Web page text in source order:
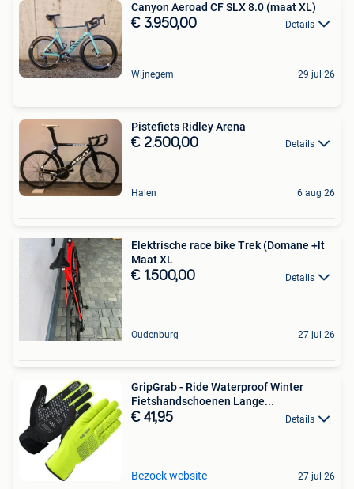
Canyon Aeroad CF SLX 8.0 (maat XL)
€ 3.950,00 Details
Wijnegem 29 jul 26
Pistefiets Ridley Arena
€ 2.500,00 Details
Halen 6 aug 26
Elektrische race bike Trek (Domane +lt
Maat XL
€ 1.500,00 Details
Oudenburg 27 jul 26
GripGrab - Ride Waterproof Winter
Fietshandschoenen Lange...
€ 41,95 Details
Bezoek website 27 jul 26